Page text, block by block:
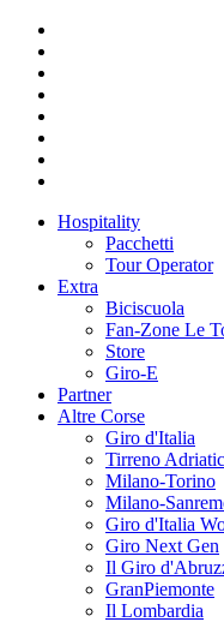
Hospitality
Pacchetti
Tour Operator
Extra
Biciscuola
Fan-Zone Le
Store
Giro-E
Partner
Altre Corse
Giro d'Italia
Tirreno
Milano-Torino
Milano-
Giro d'Italia
Giro Next Gen
Il Giro
GranPiemonte
Il Lombardia